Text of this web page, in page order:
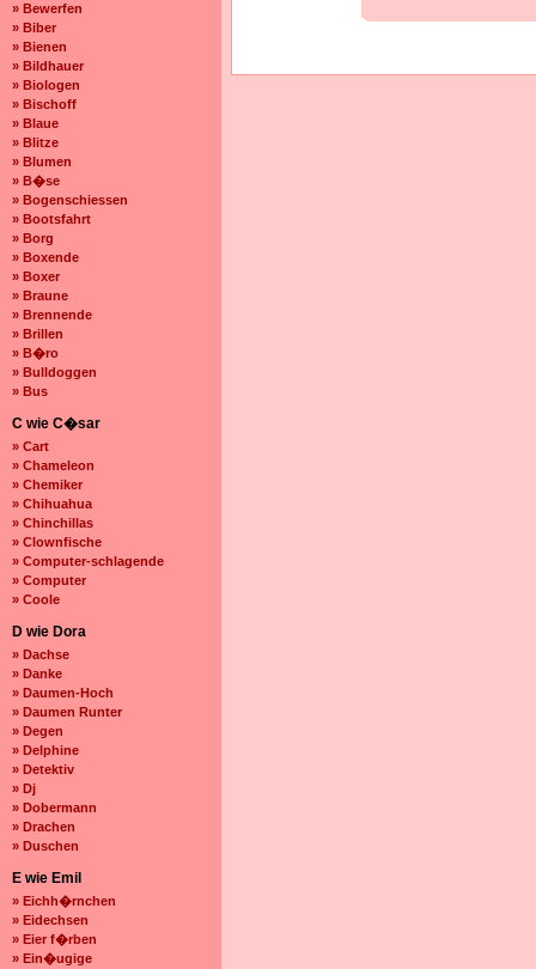
» Bewerfen
» Biber
» Bienen
» Bildhauer
» Biologen
» Bischoff
» Blaue
» Blitze
» Blumen
» B�se
» Bogenschiessen
» Bootsfahrt
» Borg
» Boxende
» Boxer
» Braune
» Brennende
» Brillen
» B�ro
» Bulldoggen
» Bus
C wie C�sar
» Cart
» Chameleon
» Chemiker
» Chihuahua
» Chinchillas
» Clownfische
» Computer-schlagende
» Computer
» Coole
D wie Dora
» Dachse
» Danke
» Daumen-Hoch
» Daumen Runter
» Degen
» Delphine
» Detektiv
» Dj
» Dobermann
» Drachen
» Duschen
E wie Emil
» Eichh�rnchen
» Eidechsen
» Eier f�rben
» Ein�ugige